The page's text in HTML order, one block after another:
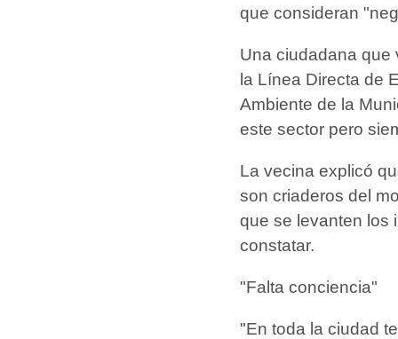
que consideran
Una ciudadana que
la Línea Directa de
Ambiente de la
este sector pero
La vecina explicó
son criaderos del
que se levanten los
constatar.
"Falta conciencia"
"En toda la ciudad